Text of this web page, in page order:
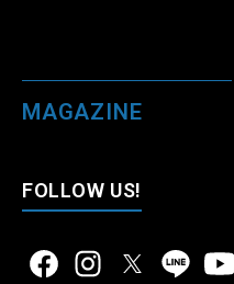
MAGAZINE
FOLLOW US!